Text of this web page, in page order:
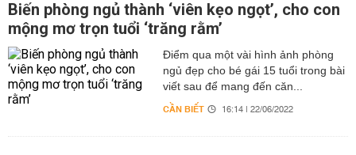
Biến phòng ngủ thành ‘viên kẹo ngọt’, cho con
mộng mơ trọn tuổi ‘trăng rằm’
Điểm qua một vài hình ảnh phòng
ngủ đẹp cho bé gái 15 tuổi trong bài
viết sau để mang đến căn...
CẦN BIẾT 16:14 | 22/06/2022